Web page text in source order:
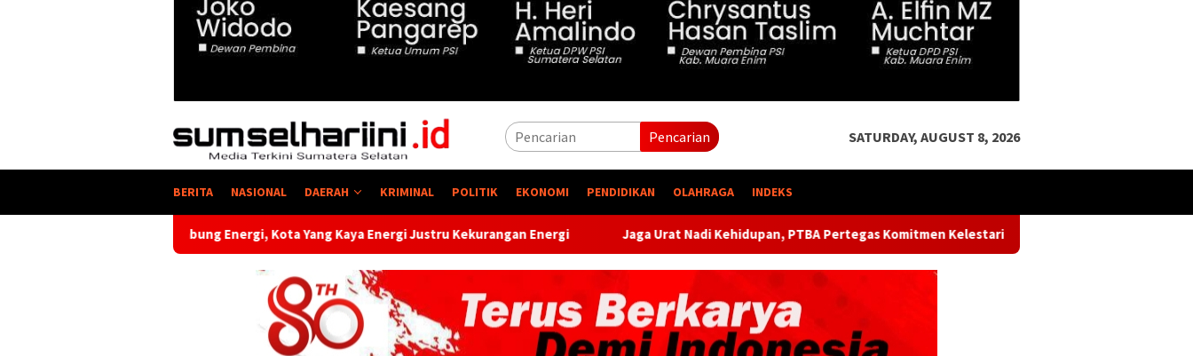
Pencarian SATURDAY, AUGUST 8, 2026
BERITA NASIONAL DAERAH KRIMINAL POLITIK EKONOMI PENDIDIKAN OLAHRAGA INDEKS
Energi, Kota Yang Kaya Energi Justru Kekurangan Energi Jaga Urat Nadi Kehidupan, PTBA Pertegas Komitmen Kelestarian Sungai dalam Konferensi Sungai Indonesia 2026